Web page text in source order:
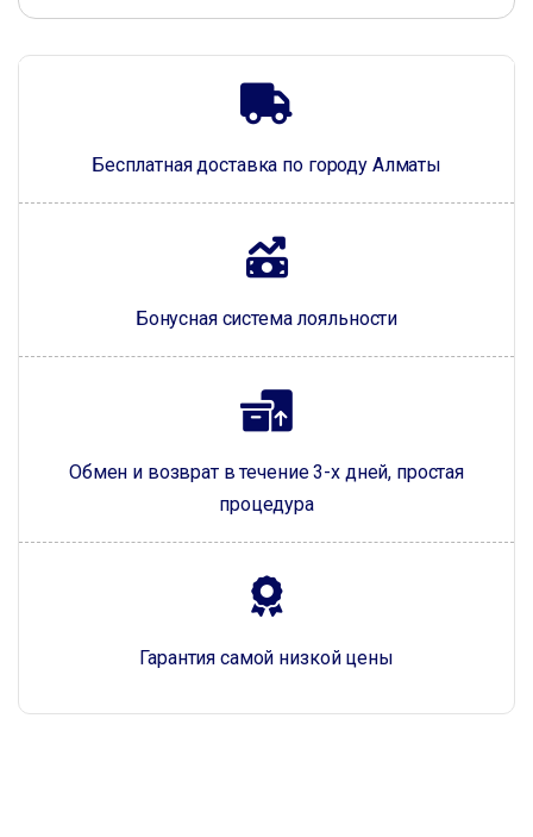
Бесплатная доставка по городу Алматы
Бонусная система лояльности
Обмен и возврат в течение 3-х дней, простая
процедура
Гарантия самой низкой цены